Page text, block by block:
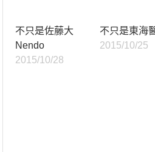
不只是佐藤大
Nendo
2015/10/28
不只是東海
2015/10/25